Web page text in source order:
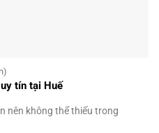
tín tại Huế
nên không thể thiếu trong